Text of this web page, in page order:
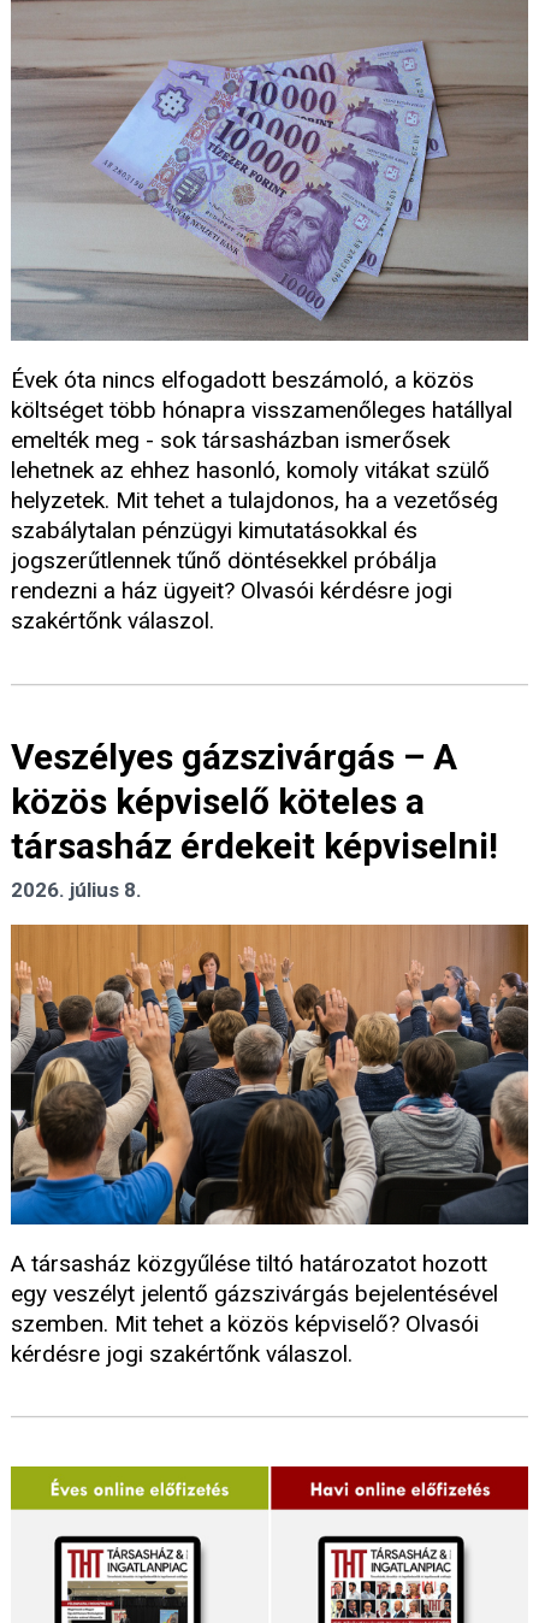
Évek óta nincs elfogadott beszámoló, a közös
költséget több hónapra visszamenőleges hatállyal
emelték meg - sok társasházban ismerősek
lehetnek az ehhez hasonló, komoly vitákat szülő
helyzetek. Mit tehet a tulajdonos, ha a vezetőség
szabálytalan pénzügyi kimutatásokkal és
jogszerűtlennek tűnő döntésekkel próbálja
rendezni a ház ügyeit? Olvasói kérdésre jogi
szakértőnk válaszol.
Veszélyes gázszivárgás – A
közös képviselő köteles a
társasház érdekeit képviselni!
2026. július 8.
A társasház közgyűlése tiltó határozatot hozott
egy veszélyt jelentő gázszivárgás bejelentésével
szemben. Mit tehet a közös képviselő? Olvasói
kérdésre jogi szakértőnk válaszol.